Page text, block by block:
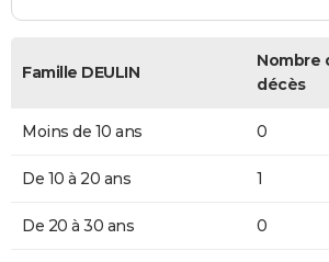
Famille DEULIN
Nombre
décès
Moins de 10 ans 0
De 10 à 20 ans 1
De 20 à 30 ans 0